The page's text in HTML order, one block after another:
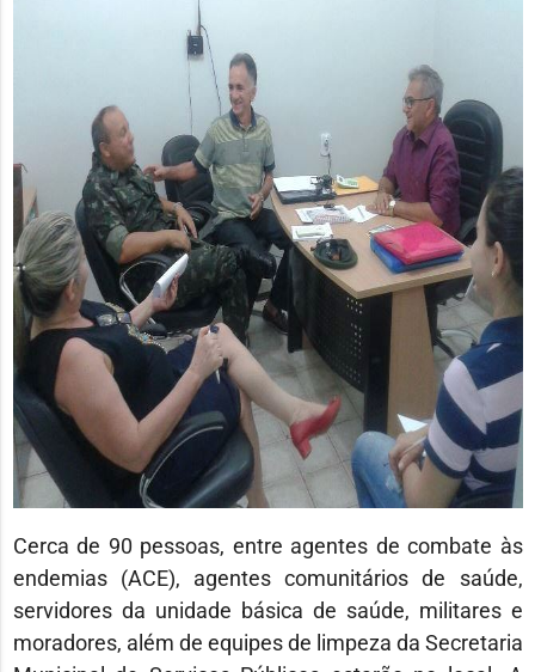
Cerca de 90 pessoas, entre agentes de combate às
endemias (ACE), agentes comunitários de saúde,
servidores da unidade básica de saúde, militares e
moradores, além de equipes de limpeza da Secretaria